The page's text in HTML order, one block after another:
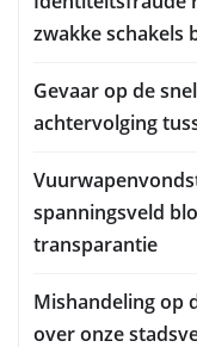
zwakke schakels
Gevaar op de
achtervolging
spanningsveld
transparantie
Mishandeling op
over onze